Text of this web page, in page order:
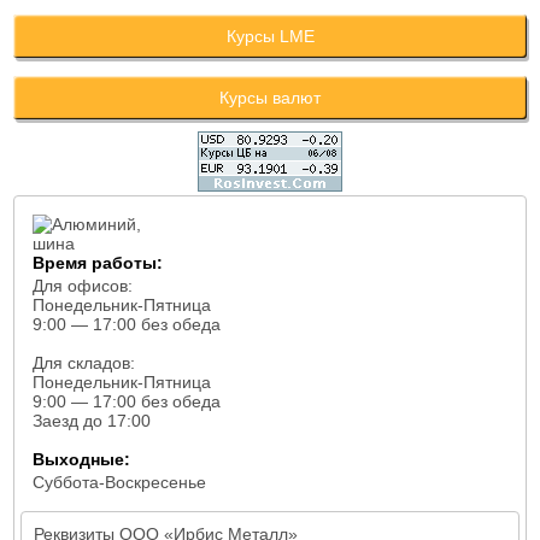
Курсы LME
Курсы валют
Время работы:
Для офисов:
Понедельник-Пятница
9:00 — 17:00 без обеда
Для складов:
Понедельник-Пятница
9:00 — 17:00 без обеда
Заезд до 17:00
Выходные:
Суббота-Воскресенье
Реквизиты ООО «Ирбис Металл»